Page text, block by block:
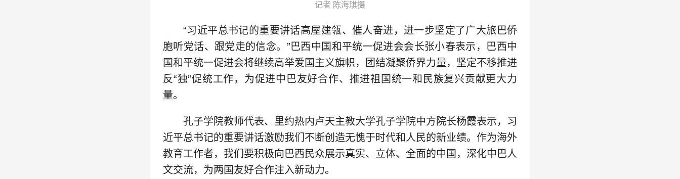
记者 陈海琪摄
“习近平总书记的重要讲话高屋建瓴、催人奋进，进一步坚定了广大旅巴侨
胞听党话、跟党走的信念。”巴西中国和平统一促进会会长张小春表示，巴西中
国和平统一促进会将继续高举爱国主义旗帜，团结凝聚侨界力量，坚定不移推进
反“独”促统工作，为促进中巴友好合作、推进祖国统一和民族复兴贡献更大力
量。
孔子学院教师代表、里约热内卢天主教大学孔子学院中方院长杨霞表示，习
近平总书记的重要讲话激励我们不断创造无愧于时代和人民的新业绩。作为海外
教育工作者，我们要积极向巴西民众展示真实、立体、全面的中国，深化中巴人
文交流，为两国友好合作注入新动力。